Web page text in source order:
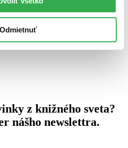
Odmietnuť
z knižného sveta?
nášho newslettra.